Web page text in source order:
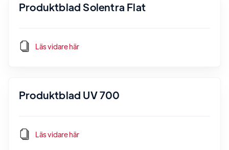
Produktblad Solentra Flat
Läs vidare här
Produktblad UV 700
Läs vidare här